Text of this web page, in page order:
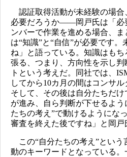
認証取得活動が未経験の場合
必要だろうか――岡戸氏は「必
ンバーで作業を進める場合、
は“知識”と“自信”が必要です
ね」と語っている。知識はも
張る、つまり、方向性を示し
トという考えだ。同社では、
してから10カ月の間はコンサル
そして、その後は自分たちだ
が進み、自ら判断が下せるよ
たちの考え”で動けるようにな
審査を終えた後ですね」と岡戸
この“自分たちの考え”という
動のキーワードとなっている